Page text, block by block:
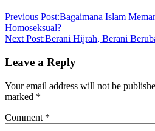
Previous Post:Bagaimana Islam
Homoseksual?
Next Post:Berani Hijrah, Berani
Leave a Reply
Your email address will not be
marked *
Comment *